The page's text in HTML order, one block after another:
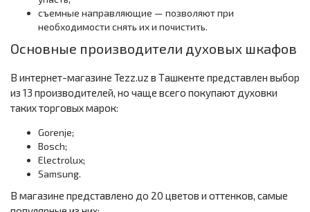
съемные направляющие — позволяют при
необходимости снять их и почистить.
Основные производители духовых шкафов
В интернет-магазине Tezz.uz в Ташкенте представлен выбор
из 13 производителей, но чаще всего покупают духовки
таких торговых марок:
Gorenje;
Bosch;
Electrolux;
Samsung.
В магазине представлено до 20 цветов и оттенков, самые